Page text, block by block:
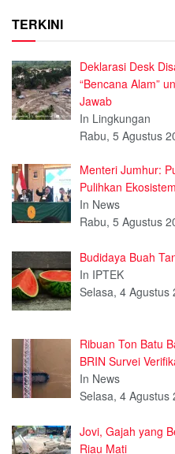
TERKINI
Deklarasi Desk
“Bencana Alam”
Jawab
In Lingkungan
Rabu, 5 Agustus
Menteri Jumhur:
Pulihkan
In News
Rabu, 5 Agustus
Budidaya Buah
In IPTEK
Selasa, 4 Agustus
Ribuan Ton Batu
BRIN Survei
In News
Selasa, 4 Agustus
Jovi, Gajah yang
Riau Mati